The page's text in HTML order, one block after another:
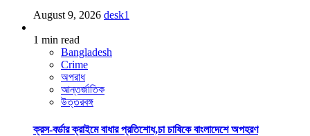
August 9, 2026 desk1
1 min read
Bangladesh
Crime
অপরাধ
আন্তর্জাতিক
উত্তরবঙ্গ
ক্রস-বর্ডার ক্রাইমে বাধার প্রতিশোধ,চা চাষিকে বাংলাদেশে অপহরণ